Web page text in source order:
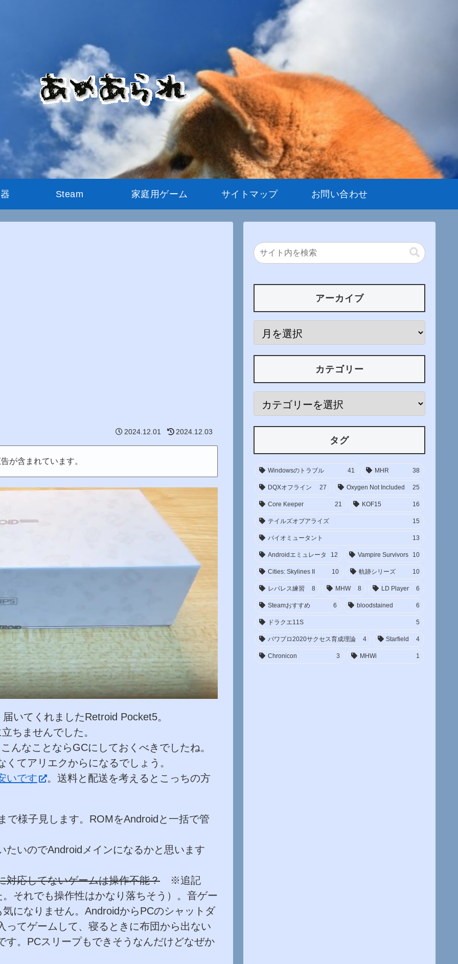
Steam 家庭用ゲーム サイトマップ お問い合わせ
2024.12.01 2024.12.03
が含まれています。
いてくれましたRetroid Pocket5。
ちませんでした。
んなことならGCにしておくべきでしたね。
てアリエクからになるでしょう。
いです
。送料と配送を考えるとこっちの方
で様子見します。ROMをAndroidと一括で管
いのでAndroidメインになるかと思います
対応してないゲームは操作不能？ ※追記
それでも操作性はかなり落ちそう）。音ゲー
になりません。AndroidからPCのシャットダ
ってゲームして、寝るときに布団から出ない
。PCスリープもできそうなんだけどなぜか
アーカイブ
カテゴリー
タグ
Windowsのトラブル 41 MHR 38
DQXオフライン 27 Oxygen Not Included 25
Core Keeper 21 KOF15 16
テイルズオブアライズ 15
バイオミュータント 13
Androidエミュレータ 12 Vampire Survivors 10
Cities: Skylines II 10 軌跡シリーズ 10
レバレス練習 8 MHW 8 LD Player 6
Steamおすすめ 6 bloodstained 6
ドラクエ11S 5
パワプロ2020サクセス育成理論 4 Starfield 4
Chronicon 3 MHWi 1